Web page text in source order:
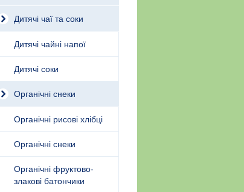
Дитячі чаї та соки
Дитячі чайні напої
Дитячі соки
Органічні снеки
Органічні рисові хлібці
Органічні снеки
Органічні фруктово-
злакові батончики